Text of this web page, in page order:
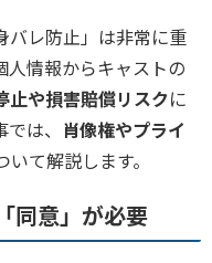
バレ防止」は非常に重
人情報からキャストの
止や損害賠償リスクに
は、 肖像権やプライ
いて解説します。
同意」が必要